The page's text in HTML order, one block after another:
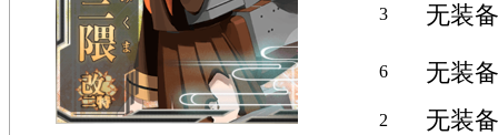
3 无装备
6 无装备
2 无装备